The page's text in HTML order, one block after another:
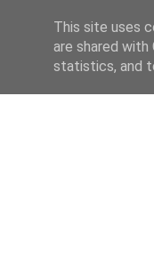
This site uses
are shared
statistics, and